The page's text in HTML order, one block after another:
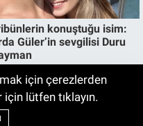
için çerezlerden
lütfen tıklayın.
Ay Taksit Fırsatı!
Belli Oldu